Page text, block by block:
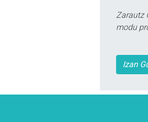
Zarautz
modu
Izan